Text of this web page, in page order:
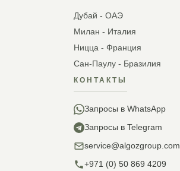
Дубай - ОАЭ
Милан - Италия
Ницца - Франция
Сан-Паулу - Бразилия
КОНТАКТЫ
Запросы в WhatsApp
Запросы в Telegram
service@algozgroup.com
+971 (0) 50 869 4209